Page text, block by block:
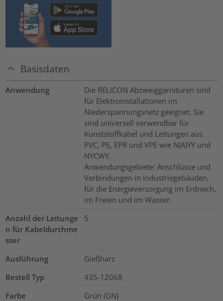
Basisdaten
Anwendung
Die RELICON Abzweiggarnituren sind
für Elektroinstallationen im
Niederspannungsnetz geeignet. Sie
sind universell verwendbar für
Kunststoffkabel und Leitungen aus
PVC, PE, EPR und VPE wie N(A)YY und
NYCWY.
Anwendungsgebiete: Anschlüsse und
Verbindungen in Industriegebäuden,
für die Energieversorgung im Erdreich,
im Freien und im Wasser.
Anzahl der Leitunge
n für Kabeldurchme
sser
5
Ausführung
Gießharz
Bestell Typ
435-12068
Farbe
Grün (GN)